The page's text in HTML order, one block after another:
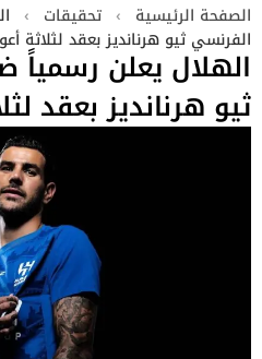
الصفحة الرئيسية › تحقيقات ›
الفرنسي ثيو هرنانديز بعقد لثلاثة
الهلال يعلن رسمياً
ثيو هرنانديز بعقد